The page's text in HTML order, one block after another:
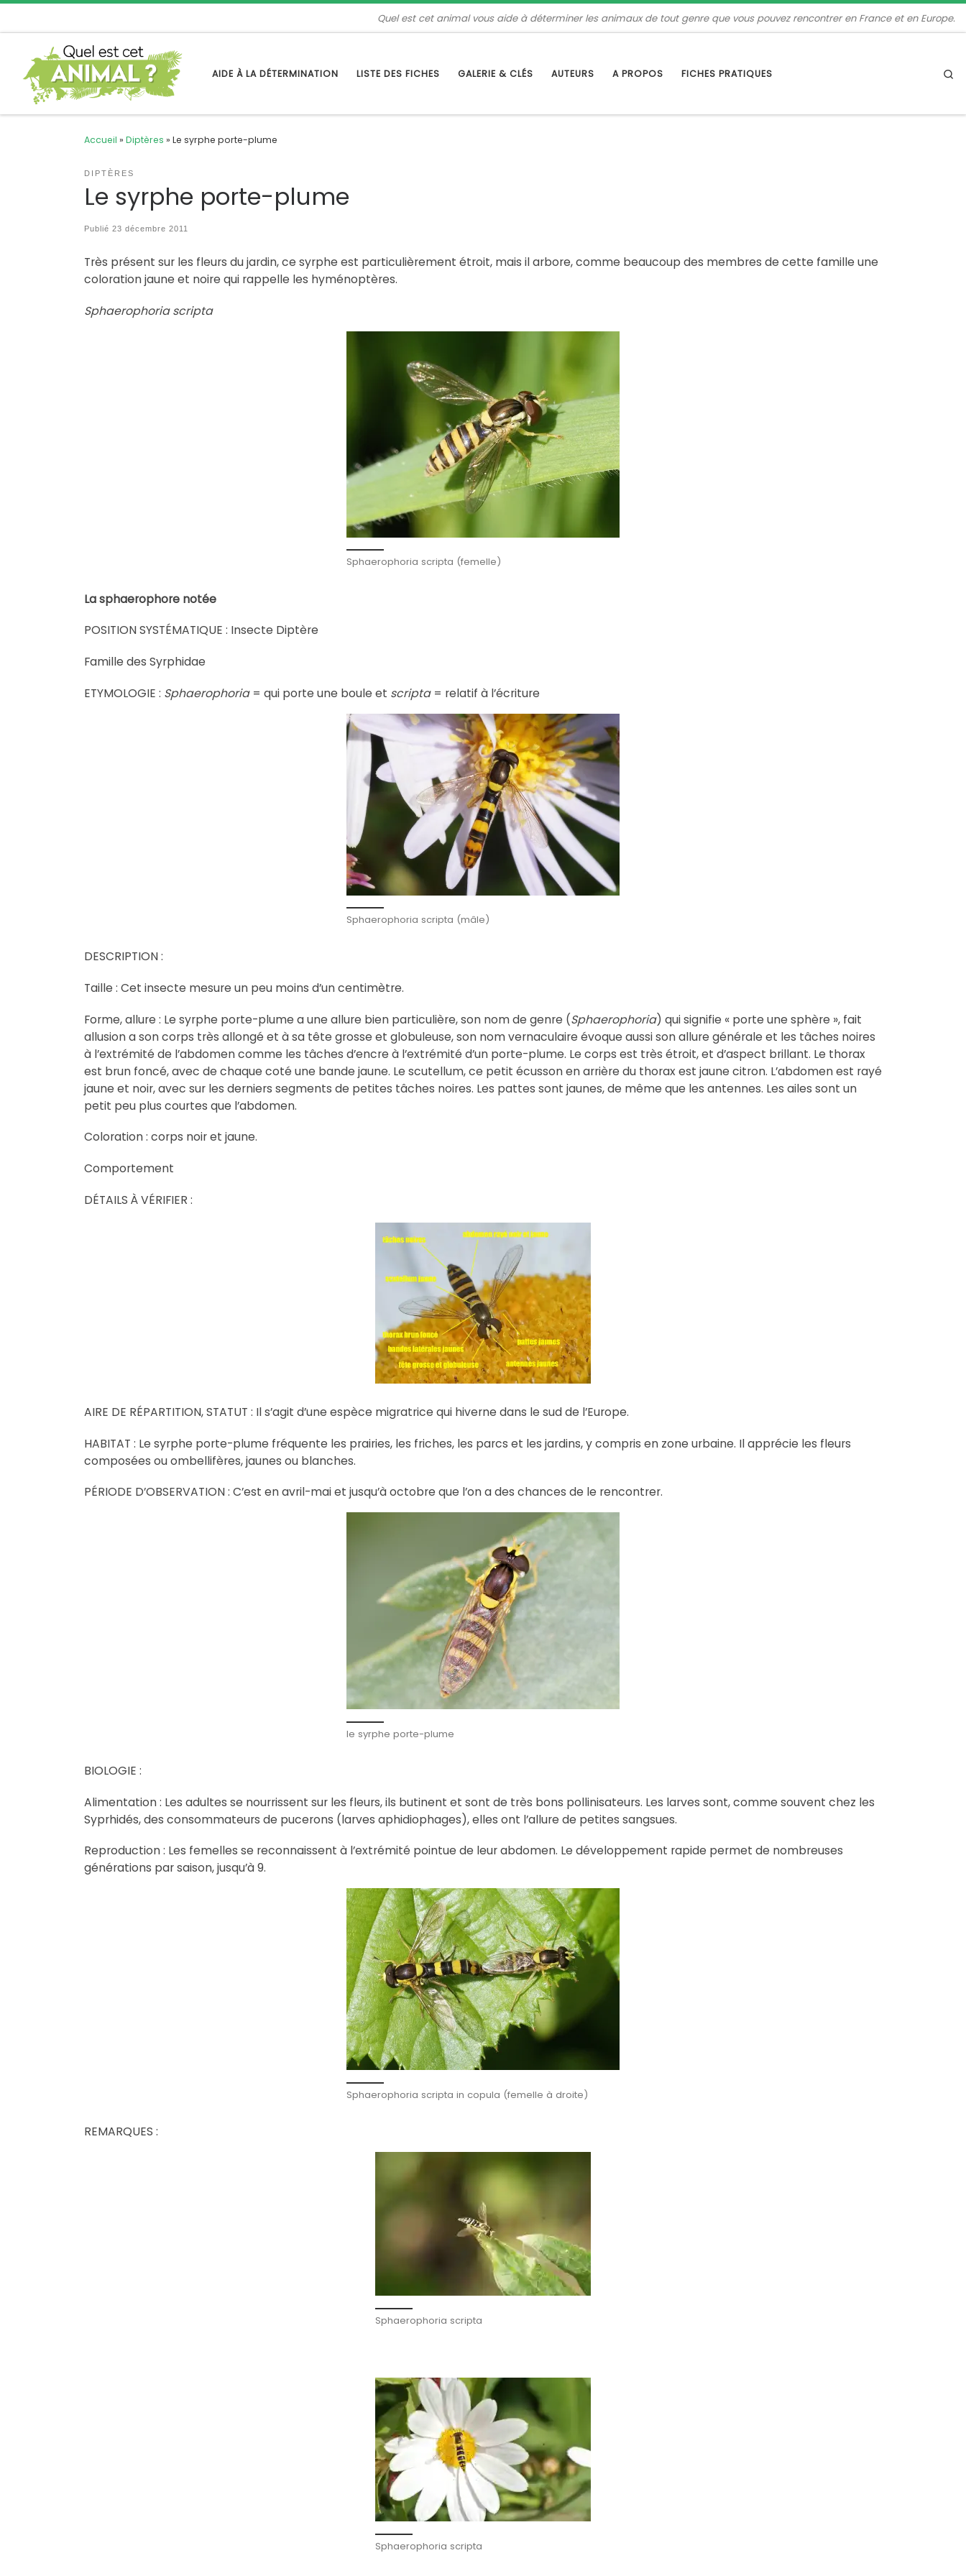
Quel est cet animal vous aide à déterminer les animaux de tout genre que vous pouvez rencontrer en France et en Europe.
AIDE À LA DÉTERMINATION LISTE DES FICHES GALERIE & CLÉS AUTEURS A PROPOS FICHES PRATIQUES
Accueil » Diptères » Le syrphe porte-plume
DIPTÈRES
Le syrphe porte-plume
Publié 23 décembre 2011
Très présent sur les fleurs du jardin, ce syrphe est particulièrement étroit, mais il arbore, comme beaucoup des membres de cette famille une
coloration jaune et noire qui rappelle les hyménoptères.
Sphaerophoria scripta
Sphaerophoria scripta (femelle)
La sphaerophore notée
POSITION SYSTÉMATIQUE : Insecte Diptère
Famille des Syrphidae
ETYMOLOGIE : Sphaerophoria= qui porte une boule et scripta= relatif à l’écriture
Sphaerophoria scripta (mâle)
DESCRIPTION :
Taille : Cet insecte mesure un peu moins d’un centimètre.
Forme, allure : Le syrphe porte-plume a une allure bien particulière, son nom de genre (Sphaerophoria) qui signifie « porte une sphère », fait
allusion a son corps très allongé et à sa tête grosse et globuleuse, son nom vernaculaire évoque aussi son allure générale et les tâches noires
à l’extrémité de l’abdomen comme les tâches d’encre à l’extrémité d’un porte-plume. Le corps est très étroit, et d’aspect brillant. Le thorax
est brun foncé, avec de chaque coté une bande jaune. Le scutellum, ce petit écusson en arrière du thorax est jaune citron. L’abdomen est rayé
jaune et noir, avec sur les derniers segments de petites tâches noires. Les pattes sont jaunes, de même que les antennes. Les ailes sont un
petit peu plus courtes que l’abdomen.
Coloration : corps noir et jaune.
Comportement
DÉTAILS À VÉRIFIER :
AIRE DE RÉPARTITION, STATUT : Il s’agit d’une espèce migratrice qui hiverne dans le sud de l’Europe.
HABITAT : Le syrphe porte-plume fréquente les prairies, les friches, les parcs et les jardins, y compris en zone urbaine. Il apprécie les fleurs
composées ou ombellifères, jaunes ou blanches.
PÉRIODE D’OBSERVATION : C’est en avril-mai et jusqu’à octobre que l’on a des chances de le rencontrer.
le syrphe porte-plume
BIOLOGIE :
Alimentation : Les adultes se nourrissent sur les fleurs, ils butinent et sont de très bons pollinisateurs. Les larves sont, comme souvent chez les
Syprhidés, des consommateurs de pucerons (larves aphidiophages), elles ont l’allure de petites sangsues.
Reproduction : Les femelles se reconnaissent à l’extrémité pointue de leur abdomen. Le développement rapide permet de nombreuses
générations par saison, jusqu’à 9.
Sphaerophoria scripta in copula (femelle à droite)
REMARQUES :
Sphaerophoria scripta
Sphaerophoria scripta